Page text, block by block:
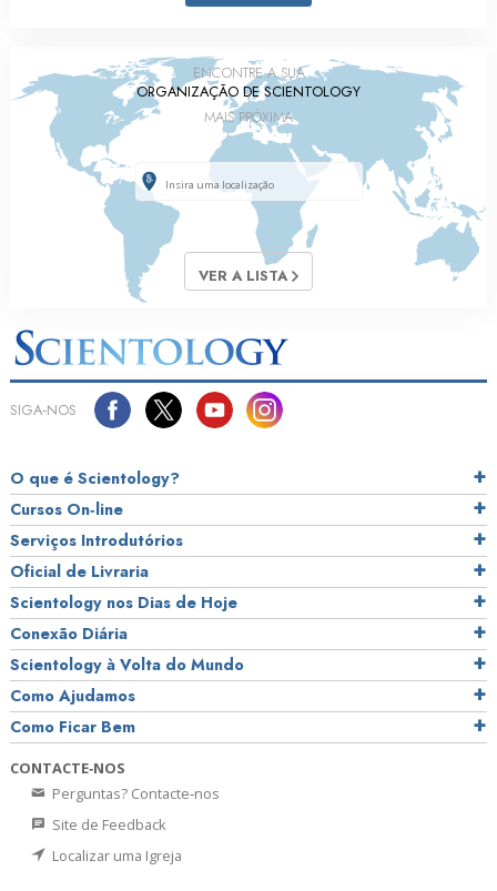
ENCONTRE A SUA
ORGANIZAÇÃO DE SCIENTOLOGY
MAIS PRÓXIMA
VER A LISTA
SIGA‑NOS
O que é Scientology?
Cursos On‑line
Serviços Introdutórios
Oficial de Livraria
Scientology nos Dias de Hoje
Conexão Diária
Scientology à Volta do Mundo
Como Ajudamos
Como Ficar Bem
CONTACTE‑NOS
Perguntas? Contacte‑nos
Site de Feedback
Localizar uma Igreja